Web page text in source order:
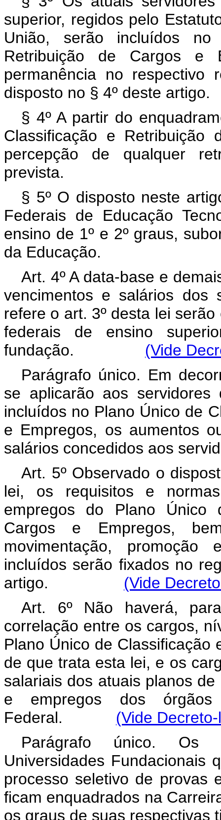
superior, regidos pelo
União, serão incluídos
Retribuição de Cargos e
permanência no respectivo
disposto no § 4º deste artigo.
§ 4º A partir do
Classificação e Retribuição
percepção de qualquer
prevista.
§ 5º O disposto neste
Federais de Educação
ensino de 1º e 2º graus,
da Educação.
Art. 4º A data-base e
vencimentos e salários dos
refere o art. 3º desta lei
federais de ensino
fundação. (Vide
Parágrafo único. Em
se aplicarão aos servidores
incluídos no Plano Único de
e Empregos, os aumentos
salários concedidos aos
Art. 5º Observado o
lei, os requisitos e
empregos do Plano Único
Cargos e Empregos,
movimentação,
incluídos serão fixados no
artigo. (Vide
Art. 6º Não haverá,
correlação entre os cargos,
Plano Único de Classificação
de que trata esta lei, e os
salariais dos atuais planos
e empregos dos
Federal. (Vide
Parágrafo único. Os
Universidades Fundacionais
processo seletivo de provas
ficam enquadrados na
os graus de suas respectivas